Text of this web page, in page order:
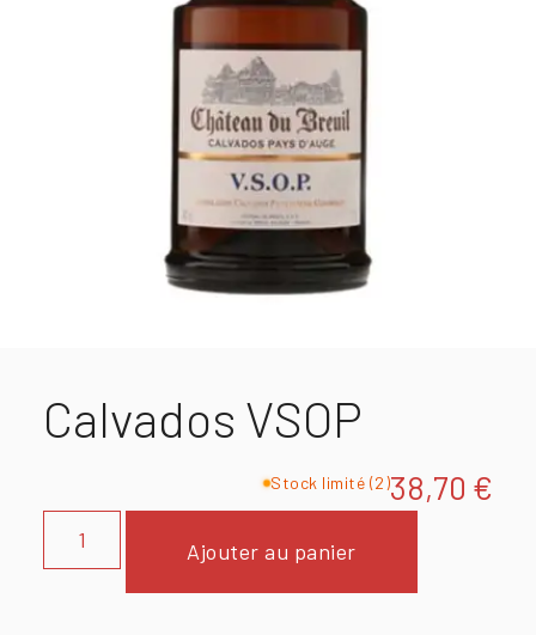
Calvados VSOP
38,70 €
Stock limité (2)
Ajouter au panier